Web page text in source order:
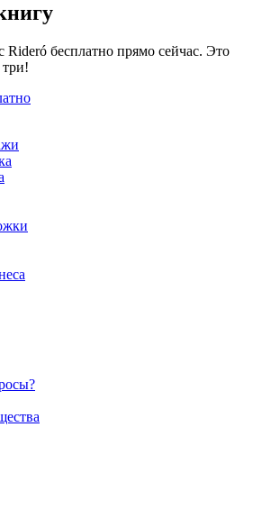
Rideró бесплатно прямо сейчас. Это
три!